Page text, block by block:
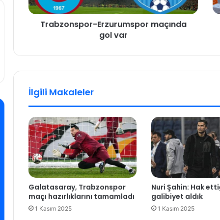
s
p
E
u
r
u
m
s
p
o
r
m
a
ç
ı
n
Trabzonspor-Erzurumspor maçında
gol var
n
a
l
e
k
r
ş
K
a
d
İlgili Makaleler
Galatasaray, Trabzonspor
maçı hazırlıklarını tamamladı
1 Kasım 2025
Nuri Şahin: Hak
galibiyet aldık
1 Kasım 2025